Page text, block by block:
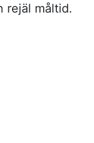
rejäl måltid.